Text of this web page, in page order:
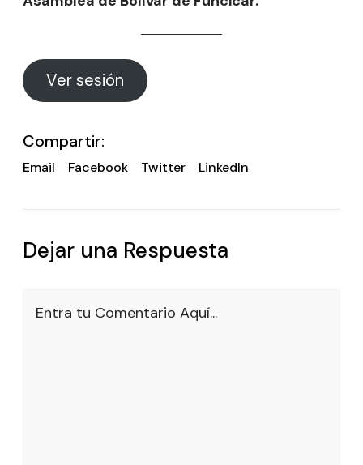
Ver sesión
Compartir:
Email Facebook Twitter LinkedIn
Dejar una Respuesta
Entra tu Comentario Aquí...